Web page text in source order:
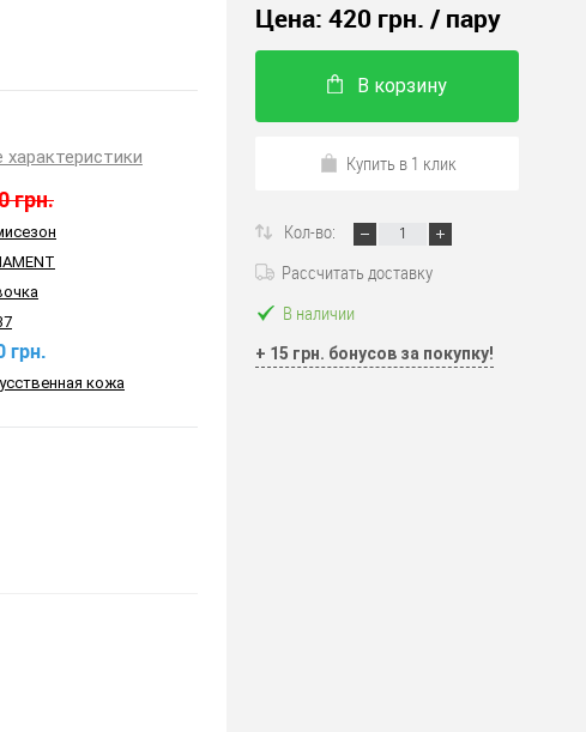
характеристики
грн.
грн.
кожа
Цена: 420 грн. / пару
В корзину
Купить в 1 клик
Кол-во:
Рассчитать доставку
В наличии
+ 15 грн. бонусов за покупку!